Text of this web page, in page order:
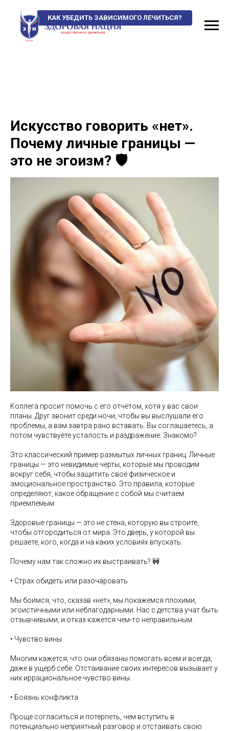
КАК УБЕДИТЬ ЗАВИСИМОГО ЛЕЧИТЬСЯ?
Искусство говорить «нет».
Почему личные границы —
это не эгоизм? 🛡️
Коллега просит помочь с его отчётом, хотя у вас свои
планы. Друг звонит среди ночи, чтобы вы выслушали его
проблемы, а вам завтра рано вставать. Вы соглашаетесь, а
потом чувствуете усталость и раздражение. Знакомо?
Это классический пример размытых личных границ. Личные
границы — это невидимые черты, которые мы проводим
вокруг себя, чтобы защитить своё физическое и
эмоциональное пространство. Это правила, которые
определяют, какое обращение с собой мы считаем
приемлемым.
Здоровые границы — это не стена, которую вы строите,
чтобы отгородиться от мира. Это дверь, у которой вы
решаете, кого, когда и на каких условиях впускать.
Почему нам так сложно их выстраивать? 🚧
• Страх обидеть или разочаровать
Мы боимся, что, сказав «нет», мы покажемся плохими,
эгоистичными или неблагодарными. Нас с детства учат быть
отзывчивыми, и отказ кажется чем-то неправильным.
• Чувство вины
Многим кажется, что они обязаны помогать всем и всегда,
даже в ущерб себе. Отстаивание своих интересов вызывает у
них иррациональное чувство вины.
• Боязнь конфликта
Проще согласиться и потерпеть, чем вступить в
потенциально неприятный разговор и отстаивать свою